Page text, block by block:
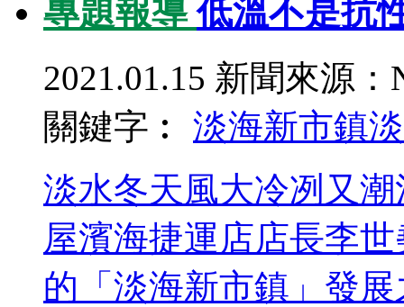
專題報導低溫不是抗
2021.01.15 新聞來源：
關鍵字︰ 淡海新市鎮
淡水冬天風大冷冽又
屋濱海捷運店店長李
的「淡海新市鎮」發